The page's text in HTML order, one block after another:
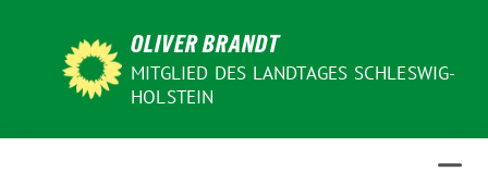
OLIVER BRANDT
MITGLIED DES LANDTAGES SCHLESWIG-
HOLSTEIN